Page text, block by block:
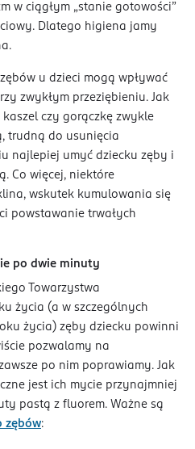
w ciągłym „stanie gotowości”
Dlatego higiena jamy
u dzieci mogą wpływać
zwykłym przeziębieniu. Jak
czy gorączkę zwykle
trudną do usunięcia
najlepiej umyć dziecku zęby i
Co więcej, niektóre
wskutek kumulowania się
powstawanie trwałych
po dwie minuty
Towarzystwa
życia (a w szczególnych
życia) zęby dziecku powinni
pozwalamy na
po nim poprawiamy. Jak
jest ich mycie przynajmniej
pastą z fluorem. Ważne są
zębów: